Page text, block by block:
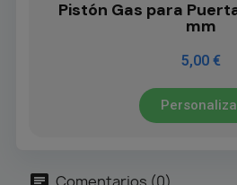
Pistón Gas para
mm
5,00 €